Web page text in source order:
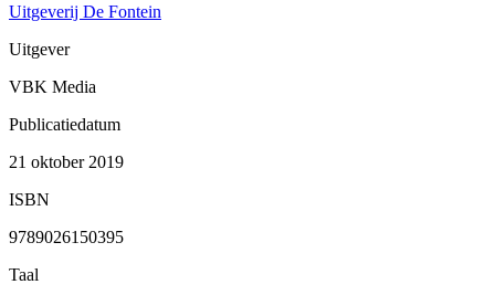
Uitgeverij De Fontein
Uitgever
VBK Media
Publicatiedatum
21 oktober 2019
ISBN
9789026150395
Taal